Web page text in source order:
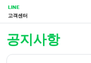
LINE
고객센터
공지사항